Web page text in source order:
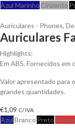
Azul Marinho Cinzento
Auriculares - Phones,
Auriculares
Highlights:
Em ABS. Fornecidos em
Valor apresentado para
grandes quantidades.
€1,09 C/ IVA
AzulBranco Preto